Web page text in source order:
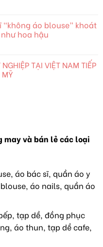
áo blouse” khoát
hoa hậu
TẠI VIỆT NAM TIẾP
may và bán lẻ các loại
áo bác sĩ, quần áo y
áo nails, quần áo
tạp dề, đồng phục
áo thun, tạp dề cafe,